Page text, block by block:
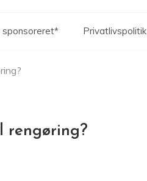
sponsoreret* Privatlivspolitik
rengøring?